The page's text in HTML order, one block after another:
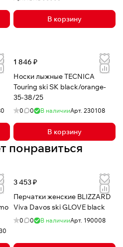
В корзину
1 846 ₽
Носки лыжные TECNICA
Touring ski SK black/orange-
35-38/25
0 0 В наличииАрт. 230108
В корзину
понравиться
3 453 ₽
Перчатки женские BLIZZARD
Viva Davos ski GLOVE black
0 0 В наличииАрт. 190008